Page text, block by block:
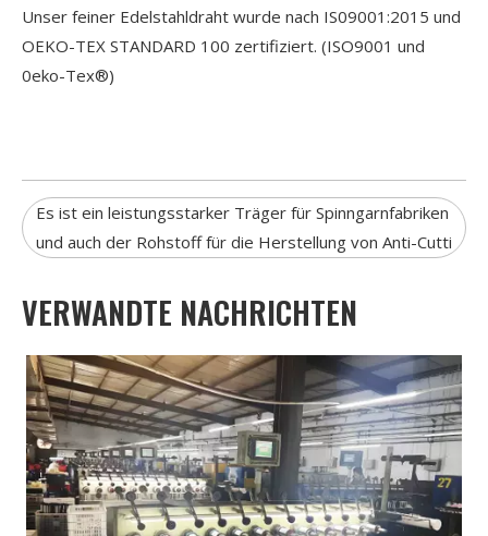
Unser feiner Edelstahldraht wurde nach IS09001:2015 und
OEKO-TEX STANDARD 100 zertifiziert. (ISO9001 und
0eko-Tex®)
Es ist ein leistungsstarker Träger für Spinngarnfabriken
und auch der Rohstoff für die Herstellung von Anti-Cutti
VERWANDTE NACHRICHTEN